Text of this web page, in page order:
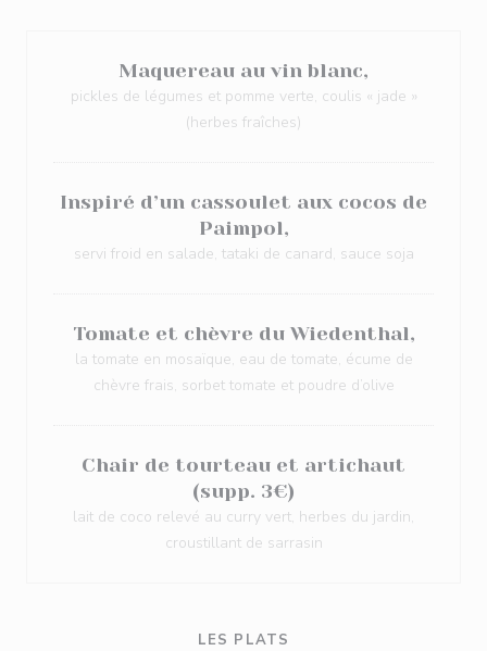
Maquereau au vin blanc,
pickles de légumes et pomme verte, coulis « jade »
(herbes fraîches)
Inspiré d’un cassoulet aux cocos de
Paimpol,
servi froid en salade, tataki de canard, sauce soja
Tomate et chèvre du Wiedenthal,
la tomate en mosaïque, eau de tomate, écume de
chèvre frais, sorbet tomate et poudre d’olive
Chair de tourteau et artichaut
(supp. 3€)
lait de coco relevé au curry vert, herbes du jardin,
croustillant de sarrasin
LES PLATS